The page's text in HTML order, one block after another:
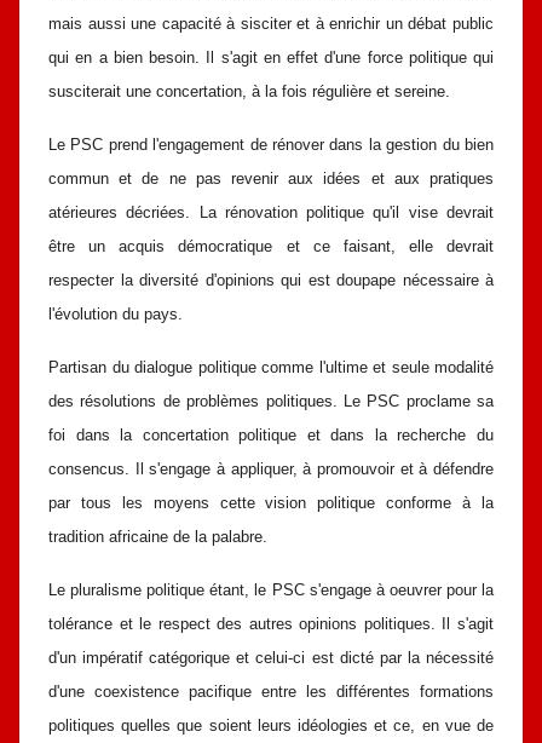
mais aussiune capacité à sisciter et à enrichir un débat public
qui en a bien besoin. Il s'agit en effet d'une force politique qui
susciterait une concertation, à la fois régulière et sereine.
Le PSC prend l'engagement de rénover dans la gestion du bien
communet de ne pas revenir aux idées et aux pratiques
atérieures décriées. La rénovation politique qu'il vise devrait
être un acquis démocratique et ce faisant, elle devrait
respecter la diversité d'opinions qui est doupape nécessaire à
l'évolution du pays.
Partisan du dialogue politique comme l'ultime et seule modalité
desrésolutions de problèmes politiques. Le PSC proclame sa
foi dans la concertation politique et dans la recherche du
consencus. Il s'engage à appliquer,à promouvoir et à défendre
par tous les moyens cette vision politique conformeà la
tradition africaine de la palabre.
Le pluralisme politique étant, le PSC s'engage à oeuvrer pour la
tolérance et le respect des autres opinions politiques. Il s'agit
d'un impératif catégorique etcelui-ci est dicté par la nécessité
d'une coexistence pacifique entre les différentes formations
politiques quelles que soient leurs idéologies et ce, en vue de